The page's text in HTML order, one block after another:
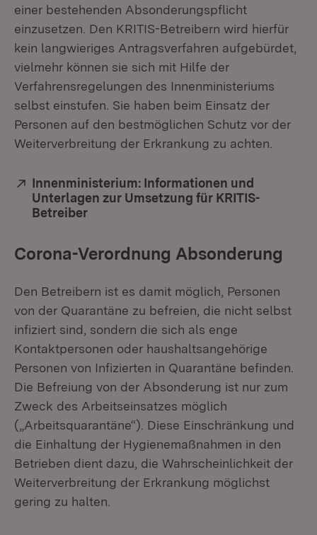
einer bestehenden Absonderungspflicht
einzusetzen. Den KRITIS-Betreibern wird hierfür
kein langwieriges Antragsverfahren aufgebürdet,
vielmehr können sie sich mit Hilfe der
Verfahrensregelungen des Innenministeriums
selbst einstufen. Sie haben beim Einsatz der
Personen auf den bestmöglichen Schutz vor der
Weiterverbreitung der Erkrankung zu achten.
Extern:
Innenministerium: Informationen und
Unterlagen zur Umsetzung für KRITIS-
Betreiber
Corona-Verordnung Absonderung
Den Betreibern ist es damit möglich, Personen
von der Quarantäne zu befreien, die nicht selbst
infiziert sind, sondern die sich als enge
Kontaktpersonen oder haushaltsangehörige
Personen von Infizierten in Quarantäne befinden.
Die Befreiung von der Absonderung ist nur zum
Zweck des Arbeitseinsatzes möglich
(„Arbeitsquarantäne“). Diese Einschränkung und
die Einhaltung der Hygienemaßnahmen in den
Betrieben dient dazu, die Wahrscheinlichkeit der
Weiterverbreitung der Erkrankung möglichst
gering zu halten.